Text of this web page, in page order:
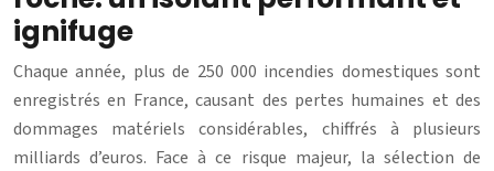
ignifuge
Chaque année, plus de 250 000 incendies domestiques sont
enregistrés en France, causant des pertes humaines et des
dommages matériels considérables, chiffrés à plusieurs
milliards d’euros. Face à ce risque majeur, la sélection de